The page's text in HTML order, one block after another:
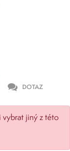
DOTAZ
vybrat jiný z této